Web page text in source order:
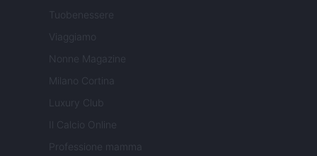
Tuobenessere
Viaggiamo
Nonne Magazine
Milano Cortina
Luxury Club
Il Calcio Online
Professione mamma